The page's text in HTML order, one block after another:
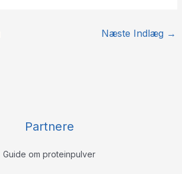
Næste Indlæg →
Partnere
Guide om proteinpulver